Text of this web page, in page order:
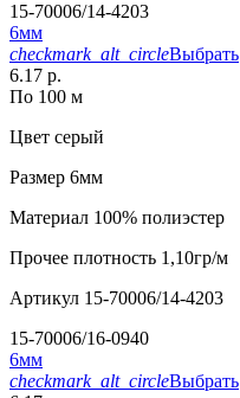
15-70006/14-4203
6мм
checkmark_alt_circleВыбрать
6.17 р.
По 100 м
Цвет серый
Размер 6мм
Материал 100% полиэстер
Прочее плотность 1,10гр/м
Артикул 15-70006/14-4203
15-70006/16-0940
6мм
checkmark_alt_circleВыбрать